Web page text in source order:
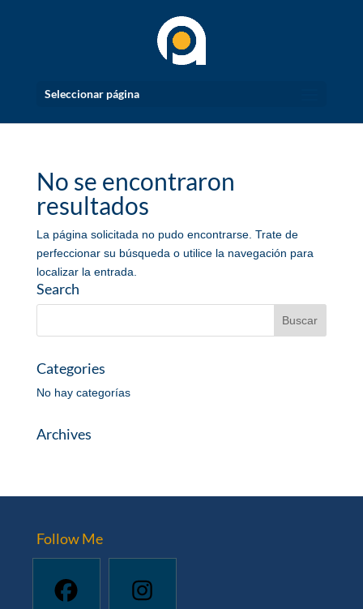
Seleccionar página
No se encontraron
resultados
La página solicitada no pudo encontrarse. Trate de
perfeccionar su búsqueda o utilice la navegación para
localizar la entrada.
Search
Categories
No hay categorías
Archives
Follow Me